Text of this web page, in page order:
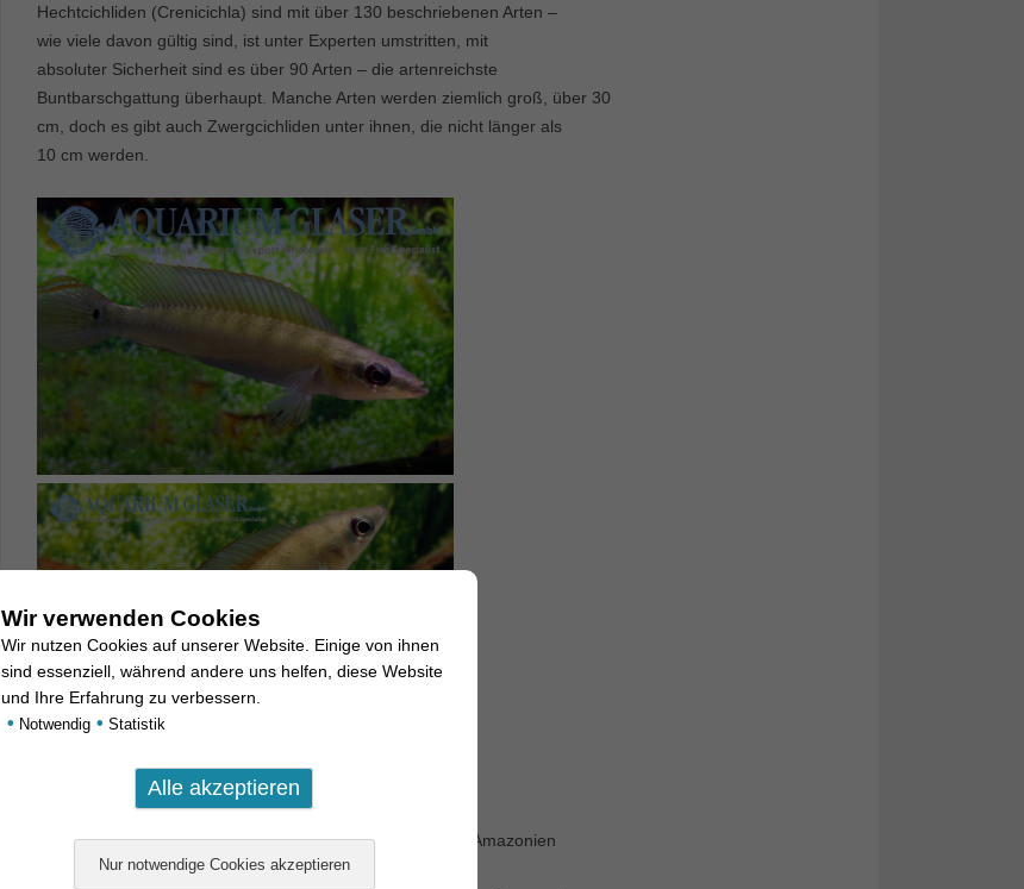
Hechtcichliden (Crenicichla) sind mit über 130 beschriebenen Arten –
wie viele davon gültig sind, ist unter Experten umstritten, mit
absoluter Sicherheit sind es über 90 Arten – die artenreichste
Buntbarschgattung überhaupt. Manche Arten werden ziemlich groß, über 30
cm, doch es gibt auch Zwergcichliden unter ihnen, die nicht länger als
10 cm werden.
letzteren gehört Crenicichla regani. Die Art ist sehr weit in Amazonien
verbreitet und hat viele Standortvarianten ausgebildet. Die
Wir verwenden Cookies
Wir nutzen Cookies auf unserer Website. Einige von ihnen
sind essenziell, während andere uns helfen, diese Website
und Ihre Erfahrung zu verbessern.
• Notwendig • Statistik